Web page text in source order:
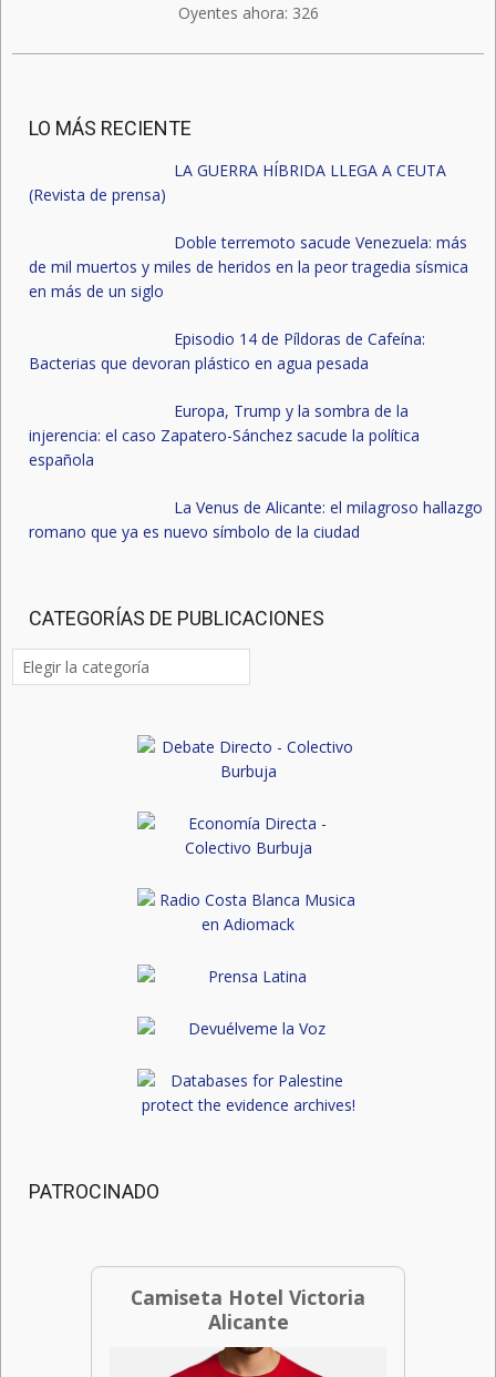
Oyentes ahora: 326
LO MÁS RECIENTE
LA GUERRA HÍBRIDA LLEGA A CEUTA
(Revista de prensa)
Doble terremoto sacude Venezuela: más
de mil muertos y miles de heridos en la peor tragedia sísmica
en más de un siglo
Episodio 14 de Píldoras de Cafeína:
Bacterias que devoran plástico en agua pesada
Europa, Trump y la sombra de la
injerencia: el caso Zapatero-Sánchez sacude la política
española
La Venus de Alicante: el milagroso hallazgo
romano que ya es nuevo símbolo de la ciudad
CATEGORÍAS DE PUBLICACIONES
Categorías
de
PATROCINADO
Camiseta Hotel Victoria
Alicante